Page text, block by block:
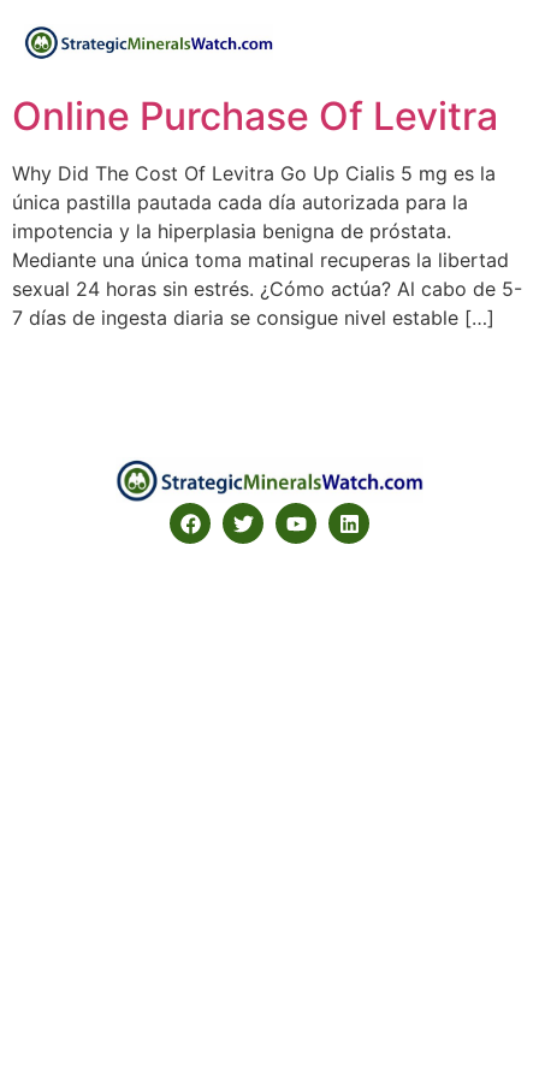
Online Purchase Of Levitra
Why Did The Cost Of Levitra Go Up Cialis 5 mg es la
única pastilla pautada cada día autorizada para la
impotencia y la hiperplasia benigna de próstata.
Mediante una única toma matinal recuperas la libertad
sexual 24 horas sin estrés. ¿Cómo actúa? Al cabo de 5-
7 días de ingesta diaria se consigue nivel estable […]